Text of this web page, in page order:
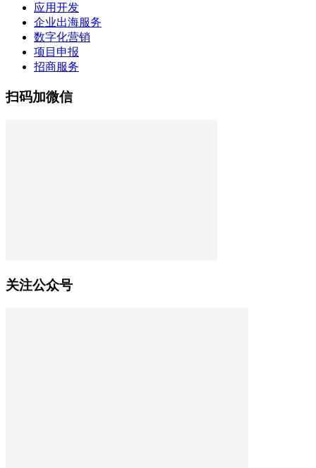
应用开发
企业出海服务
数字化营销
项目申报
招商服务
扫码加微信
关注公众号